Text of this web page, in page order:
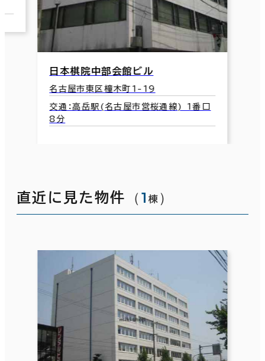
日本棋院中部会館ビル
名古屋市東区橦木町1-19
交通：高岳駅(名古屋市営桜通線) 1番口
8分
直近に見た物件 （1 棟 ）